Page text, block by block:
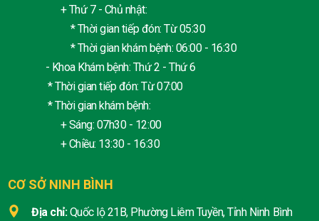
+ Thứ 7 - Chủ nhật:
* Thời gian tiếp đón: Từ 05:30
* Thời gian khám bệnh: 06:00 - 16:30
- Khoa Khám bệnh: Thứ 2 - Thứ 6
* Thời gian tiếp đón: Từ 07:00
* Thời gian khám bệnh:
+ Sáng: 07h30 - 12:00
+ Chiều: 13:30 - 16:30
CƠ SỞ NINH BÌNH
Địa chỉ: Quốc lộ 21B, Phường Liêm Tuyền, Tỉnh Ninh Bình